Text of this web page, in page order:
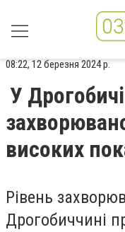
08:22, 12 березня 2024 р.
У
високих
Рівень
Дрогобиччині